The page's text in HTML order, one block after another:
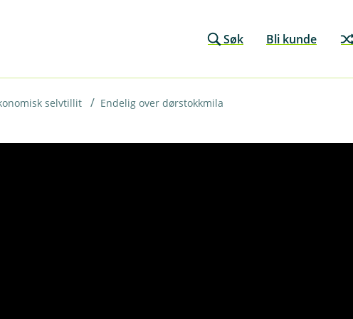
Søk Bli kunde
selvtillit Endelig over dørstokkmila